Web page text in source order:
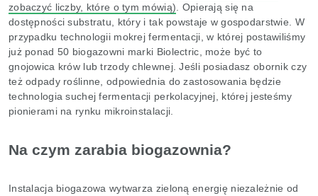
zobaczyć liczby, które o tym mówią) . Opierają się na
dostępności substratu, który i tak powstaje w gospodarstwie. W
przypadku technologii mokrej fermentacji, w której postawiliśmy
już ponad 50 biogazowni marki Biolectric, może być to
gnojowica krów lub trzody chlewnej. Jeśli posiadasz obornik czy
też odpady roślinne, odpowiednia do zastosowania będzie
technologia suchej fermentacji perkolacyjnej, której jesteśmy
pionierami na rynku mikroinstalacji.
Na czym zarabia biogazownia?
Instalacja biogazowa wytwarza zieloną energię niezależnie od